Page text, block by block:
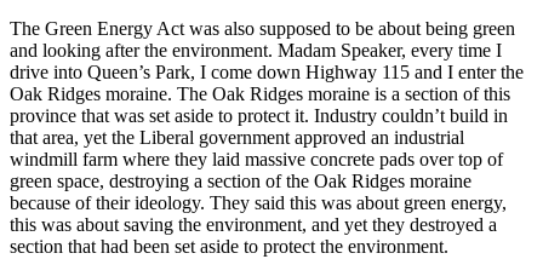
The Green Energy Act was also supposed to be about being green
and looking after the environment. Madam Speaker, every time I
drive into Queen’s Park, I come down Highway 115 and I enter the
Oak Ridges moraine. The Oak Ridges moraine is a section of this
province that was set aside to protect it. Industry couldn’t build in
that area, yet the Liberal government approved an industrial
windmill farm where they laid massive concrete pads over top of
green space, destroying a section of the Oak Ridges moraine
because of their ideology. They said this was about green energy,
this was about saving the environment, and yet they destroyed a
section that had been set aside to protect the environment.